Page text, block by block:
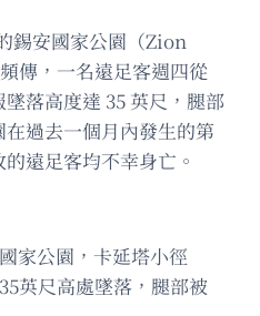
錫安國家公園（Zion
傳，一名遠足客週四從
落高度達 35 英尺，腿部
過去一個月內發生的第
遠足客均不幸身亡。
家公園，卡延塔小徑
英尺高處墜落，腿部被